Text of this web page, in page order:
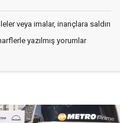
veya imalar, inançlara saldırı
yazılmış yorumlar